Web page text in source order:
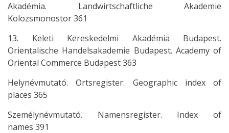
Akadémia. Landwirtschaftliche Akademie
Kolozsmonostor 361
13. Keleti Kereskedelmi Akadémia Budapest.
Orientalische Handelsakademie Budapest. Academy of
Oriental Commerce Budapest 363
Helynévmutató. Ortsregister. Geographic index of
places 365
Személynévmutató. Namensregister. Index of
names 391